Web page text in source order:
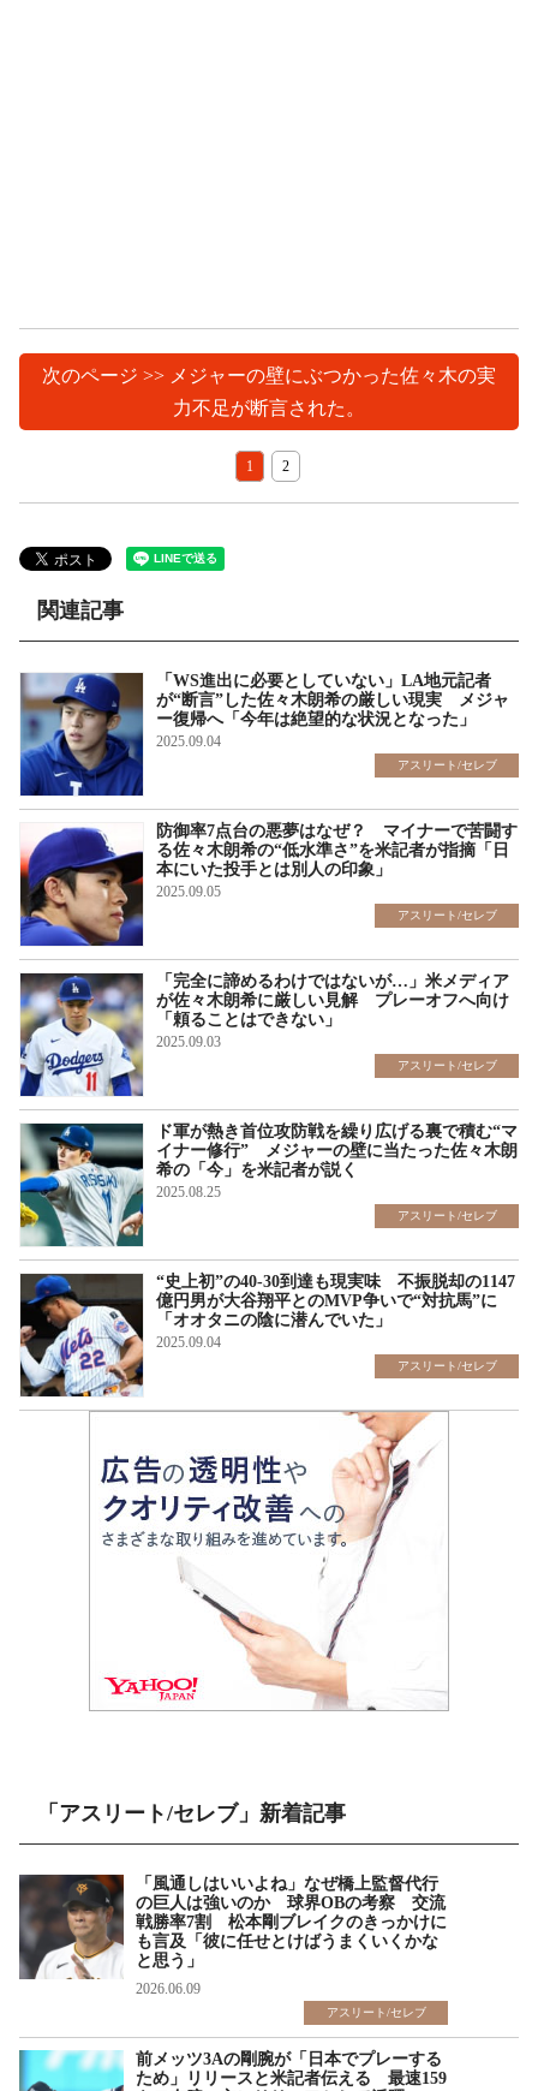
次のページ >> メジャーの壁にぶつかった佐々木の実
力不足が断言された。
1 2
関連記事
「WS進出に必要としていない」LA地元記者
が“断言”した佐々木朗希の厳しい現実 メジャ
ー復帰へ「今年は絶望的な状況となった」
2025.09.04
アスリート/セレブ
防御率7点台の悪夢はなぜ？ マイナーで苦闘す
る佐々木朗希の“低水準さ”を米記者が指摘「日
本にいた投手とは別人の印象」
2025.09.05
アスリート/セレブ
「完全に諦めるわけではないが…」米メディア
が佐々木朗希に厳しい見解 プレーオフへ向け
「頼ることはできない」
2025.09.03
アスリート/セレブ
ド軍が熱き首位攻防戦を繰り広げる裏で積む“マ
イナー修行” メジャーの壁に当たった佐々木朗
希の「今」を米記者が説く
2025.08.25
アスリート/セレブ
“史上初”の40-30到達も現実味 不振脱却の1147
億円男が大谷翔平とのMVP争いで“対抗馬”に
「オオタニの陰に潜んでいた」
2025.09.04
アスリート/セレブ
「アスリート/セレブ」新着記事
「風通しはいいよね」なぜ橋上監督代行
の巨人は強いのか 球界OBの考察 交流
戦勝率7割 松本剛ブレイクのきっかけに
も言及「彼に任せとけばうまくいくかな
と思う」
2026.06.09
アスリート/セレブ
前メッツ3Aの剛腕が「日本でプレーする
ため」リリースと米記者伝える 最速159